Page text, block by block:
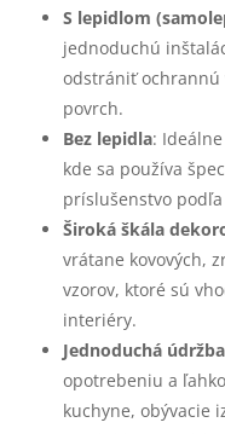
S lepidlom
jednoduchú
odstrániť ochrannú
povrch.
Bez lepidla:
kde sa používa
príslušenstvo
Široká škála
vrátane kovových,
vzorov, ktoré sú
interiéry.
Jednoduchá údržba
opotrebeniu a
kuchyne, obývacie